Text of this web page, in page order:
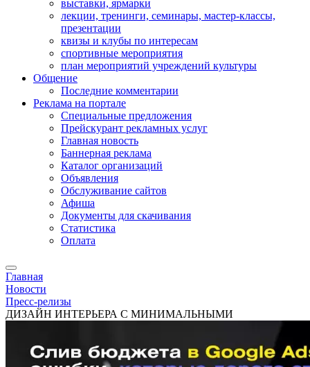
выставки, ярмарки
лекции, тренинги, семинары, мастер-классы,
презентации
квизы и клубы по интересам
спортивные мероприятия
план мероприятий учреждений культуры
Общение
Последние комментарии
Реклама на портале
Специальные предложения
Прейскурант рекламных услуг
Главная новость
Баннерная реклама
Каталог организаций
Объявления
Обслуживание сайтов
Афиша
Документы для скачивания
Статистика
Оплата
Главная
Новости
Пресс-релизы
ДИЗАЙН ИНТЕРЬЕРА С МИНИМАЛЬНЫМИ